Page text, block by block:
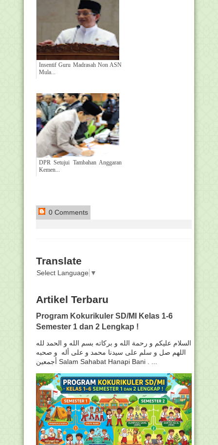
Insentif Guru Madrasah Non ASN
Mula...
DPR Setujui Tambahan Anggaran
Kemen...
0 Comments
Translate
Select Language ▼
Artikel Terbaru
Program Kokurikuler SD/MI Kelas 1-6
Semester 1 dan 2 Lengkap !
السلام عليكم و رحمة الله و بركاته بسم الله و الحمد لله
اللهم صل و سلم على سيدنا محمد و على أله و صحبه
أجمعين Salam Sahabat Hanapi Bani . ...